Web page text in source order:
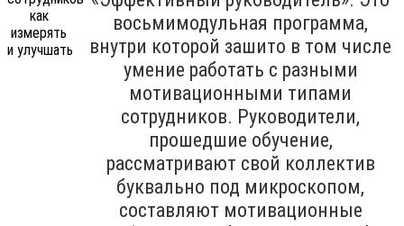
восьмимодульная программа,
внутри которой зашито в том числе
умение работать с разными
мотивационными типами
сотрудников. Руководители,
прошедшие обучение,
рассматривают свой коллектив
буквально под микроскопом,
составляют мотивационные